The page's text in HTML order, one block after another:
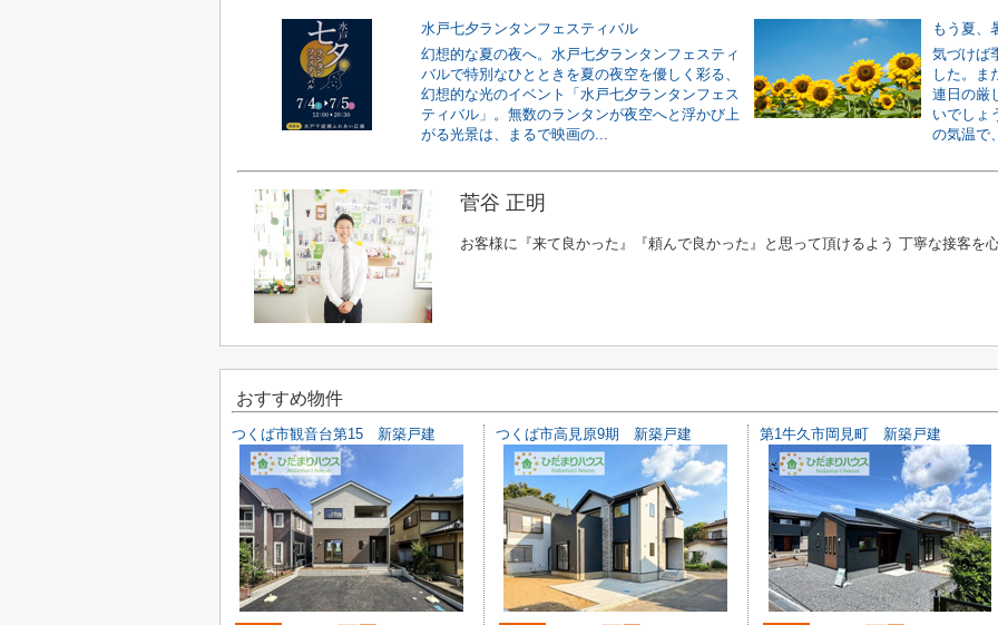
水戸七夕ランタンフェスティバル
幻想的な夏の夜へ。水戸七夕ランタンフェスティ
バルで特別なひとときを夏の夜空を優しく彩る、
幻想的な光のイベント「水戸七夕ランタンフェス
ティバル」。無数のランタンが夜空へと浮かび上
がる光景は、まるで映画の...
もう夏、
気づけば
した。ま
連日の厳
いでしょ
の気温で
菅谷 正明
お客様に『来て良かった』『頼んで良かった』と思って頂けるよう 丁寧な接客を
おすすめ物件
つくば市観音台第15 新築戸建 つくば市高見原9期 新築戸建 第1牛久市岡見町 新築戸建